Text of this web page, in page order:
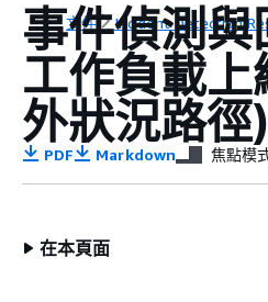
文件 Incident Detection
事件偵測
工作負載上
外狀況路徑)
PDF Markdown 焦點模
在本頁面